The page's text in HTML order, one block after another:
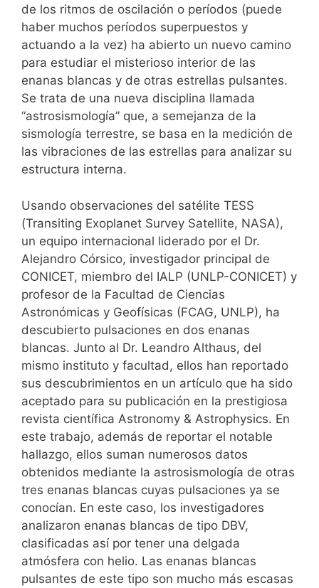
de los ritmos de oscilación o períodos (puede
haber muchos períodos superpuestos y
actuando a la vez) ha abierto un nuevo camino
para estudiar el misterioso interior de las
enanas blancas y de otras estrellas pulsantes.
Se trata de una nueva disciplina llamada
“astrosismología” que, a semejanza de la
sismología terrestre, se basa en la medición de
las vibraciones de las estrellas para analizar su
estructura interna.
Usando observaciones del satélite TESS
(Transiting Exoplanet Survey Satellite, NASA),
un equipo internacional liderado por el Dr.
Alejandro Córsico, investigador principal de
CONICET, miembro del IALP (UNLP-CONICET) y
profesor de la Facultad de Ciencias
Astronómicas y Geofísicas (FCAG, UNLP), ha
descubierto pulsaciones en dos enanas
blancas. Junto al Dr. Leandro Althaus, del
mismo instituto y facultad, ellos han reportado
sus descubrimientos en un artículo que ha sido
aceptado para su publicación en la prestigiosa
revista científica Astronomy & Astrophysics. En
este trabajo, además de reportar el notable
hallazgo, ellos suman numerosos datos
obtenidos mediante la astrosismología de otras
tres enanas blancas cuyas pulsaciones ya se
conocían. En este caso, los investigadores
analizaron enanas blancas de tipo DBV,
clasificadas así por tener una delgada
atmósfera con helio. Las enanas blancas
pulsantes de este tipo son mucho más escasas